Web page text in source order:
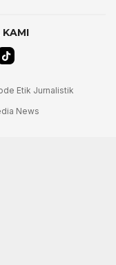
KAMI
Etik Jurnalistik
News